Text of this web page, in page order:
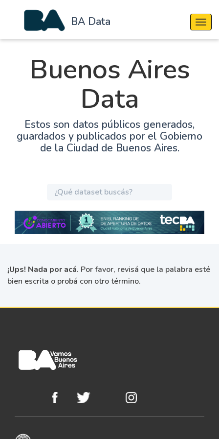
BA Data
Buenos Aires
Data
Estos son datos públicos generados,
guardados y publicados por el Gobierno
de la Ciudad de Buenos Aires.
¡Ups! Nada por acá. Por favor, revisá que la palabra esté
bien escrita o probá con otro término.